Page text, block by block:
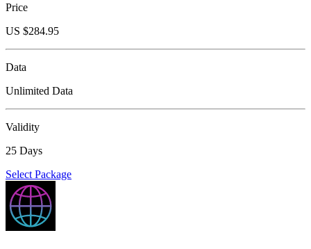
Price
US $284.95
Data
Unlimited Data
Validity
25 Days
Select Package